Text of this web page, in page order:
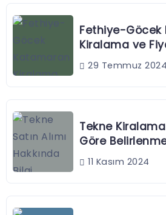
Fethiye-
Kiralama ve
29 Temmuz 2024
Tekne
Göre
11 Kasım 2024